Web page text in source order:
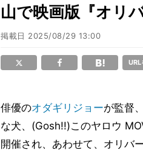
山で映画版『オリ
掲載日 2025/08/29 13:00
俳優のオダギリジョーが監督
な犬、(Gosh!!)このヤロウ
開催され、あわせて、オリバ